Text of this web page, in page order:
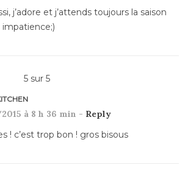
j’adore et j’attends toujours la saison
5 sur 5
à 8 h 36 min - Reply
! c’est trop bon ! gros bisous